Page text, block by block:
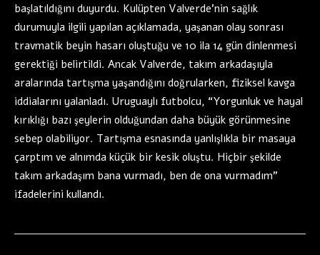
başlatıldığını duyurdu. Kulüpten Valverde’nin sağlık
durumuyla ilgili yapılan açıklamada, yaşanan olay sonrası
travmatik beyin hasarı oluştuğu ve 10 ila 14 gün dinlenmesi
gerektiği belirtildi. Ancak Valverde, takım arkadaşıyla
aralarında tartışma yaşandığını doğrularken, fiziksel kavga
iddialarını yalanladı. Uruguaylı futbolcu, “Yorgunluk ve hayal
kırıklığı bazı şeylerin olduğundan daha büyük görünmesine
sebep olabiliyor. Tartışma esnasında yanlışlıkla bir masaya
çarptım ve alnımda küçük bir kesik oluştu. Hiçbir şekilde
takım arkadaşım bana vurmadı, ben de ona vurmadım”
ifadelerini kullandı.